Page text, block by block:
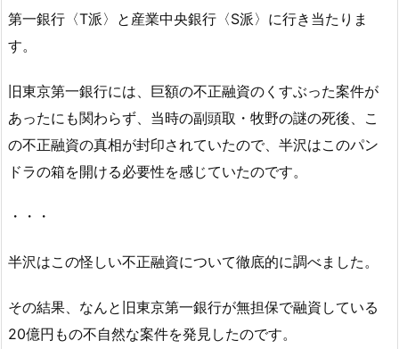
第一銀行〈T派〉と産業中央銀行〈S派〉に行き当たりま
す。
旧東京第一銀行には、巨額の不正融資のくすぶった案件が
あったにも関わらず、当時の副頭取・牧野の謎の死後、こ
の不正融資の真相が封印されていたので、半沢はこのパン
ドラの箱を開ける必要性を感じていたのです。
・・・
半沢はこの怪しい不正融資について徹底的に調べました。
その結果、なんと旧東京第一銀行が無担保で融資している
20億円もの不自然な案件を発見したのです。